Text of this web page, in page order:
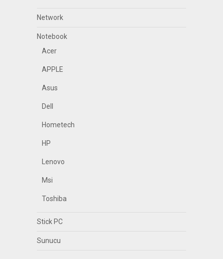
Network
Notebook
Acer
APPLE
Asus
Dell
Hometech
HP
Lenovo
Msi
Toshiba
Stick PC
Sunucu